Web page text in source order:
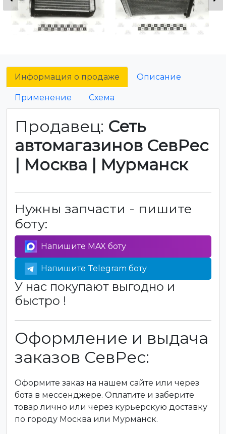
Информация о продаже Описание
Применение Схема
Продавец: Сеть
автомагазинов СевРес
| Москва | Мурманск
Нужны запчасти - пишите
боту:
Напишите MAX боту
Напишите Telegram боту
У нас покупают выгодно и
быстро !
Оформление и выдача
заказов СевРес:
Оформите заказ на нашем сайте или через
бота в мессенджере. Оплатите и заберите
товар лично или через курьерскую доставку
по городу Москва или Мурманск.